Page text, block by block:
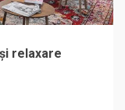
relaxare